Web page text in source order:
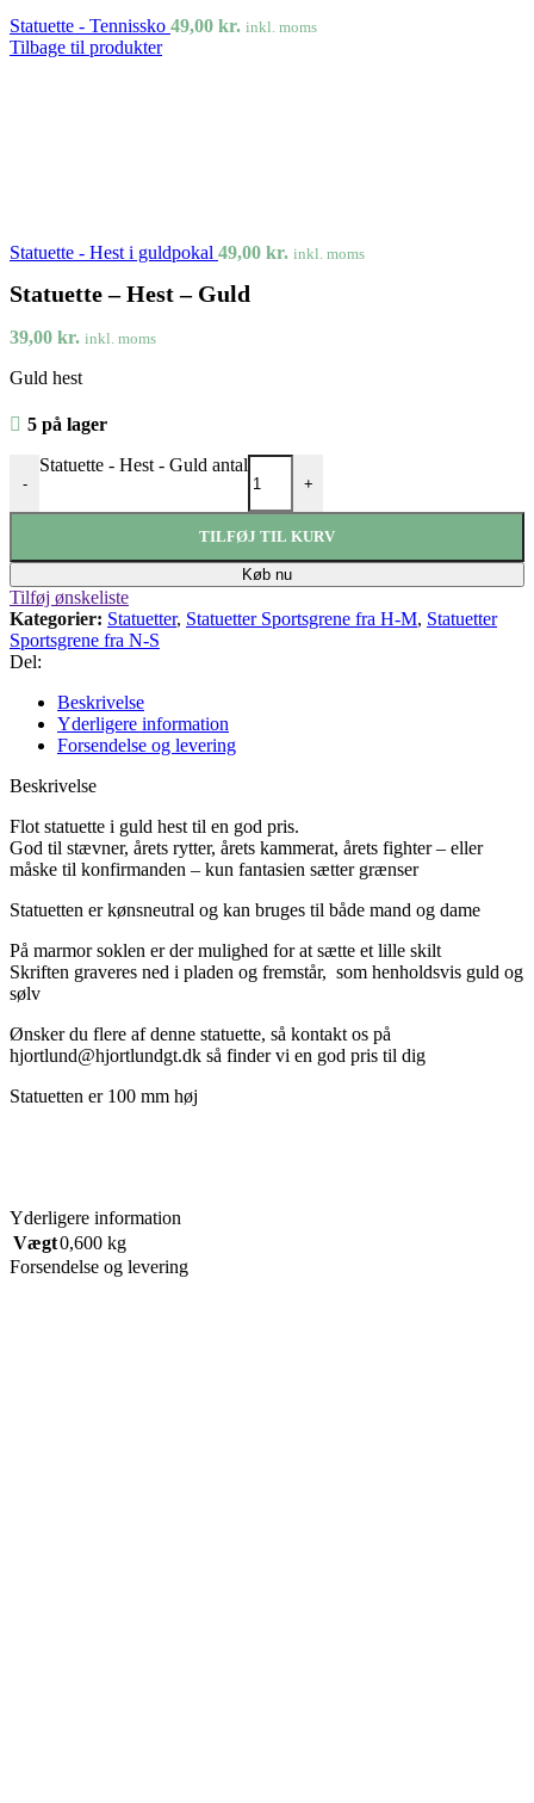
Statuette - Tennissko 49,00 kr. inkl. moms
Tilbage til produkter
Statuette - Hest i guldpokal 49,00 kr. inkl. moms
Statuette – Hest – Guld
39,00 kr. inkl. moms
Guld hest
5 på lager
-
Statuette - Hest - Guld antal
+
TILFØJ TIL KURV
Køb nu
Tilføj ønskeliste
Kategorier: Statuetter, Statuetter Sportsgrene fra H-M, Statuetter
Sportsgrene fra N-S
Del:
Beskrivelse
Yderligere information
Forsendelse og levering
Beskrivelse
Flot statuette i guld hest til en god pris.
God til stævner, årets rytter, årets kammerat, årets fighter – eller
måske til konfirmanden – kun fantasien sætter grænser
Statuetten er kønsneutral og kan bruges til både mand og dame
På marmor soklen er der mulighed for at sætte et lille skilt
Skriften graveres ned i pladen og fremstår, som henholdsvis guld og
sølv
Ønsker du flere af denne statuette, så kontakt os på
hjortlund@hjortlundgt.dk så finder vi en god pris til dig
Statuetten er 100 mm høj
Yderligere information
Vægt0,600 kg
Forsendelse og levering